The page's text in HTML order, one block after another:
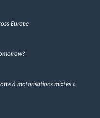
Europe
à motorisations mixtes a